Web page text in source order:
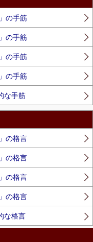
の手筋
の手筋
の手筋
の手筋
な手筋
の格言
の格言
の格言
の格言
な格言